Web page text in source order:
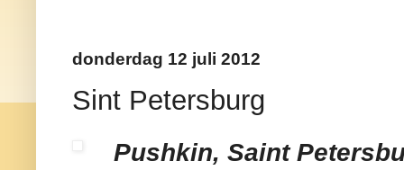
donderdag 12 juli 2012
Sint Petersburg
Pushkin, Saint